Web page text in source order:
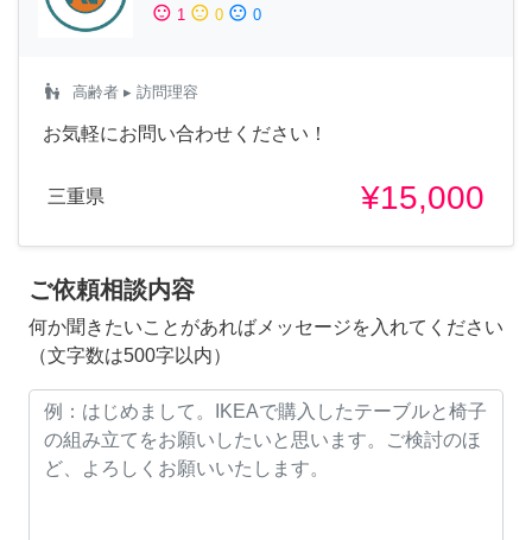
sentiment_satisfied 1 sentiment_neutral 0 sentiment_dissatisfied 0
escalator_warning 高齢者 ▸ 訪問理容
お気軽にお問い合わせください！
三重県 ¥15,000
ご依頼相談内容
何か聞きたいことがあればメッセージを入れてください
（文字数は500字以内）